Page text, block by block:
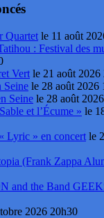
Quartet le 11 août
: Festival des
Vert le 21 août 2026
Seine le 28 août 2026
Seine le 28 août
et l’Écume » le
Lyric » en concert le
(Frank Zappa
and the Band
2026 20h30